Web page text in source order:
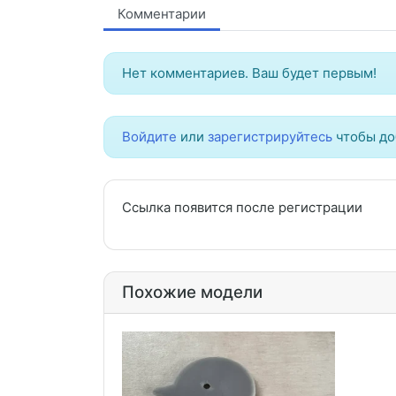
Комментарии
Нет комментариев. Ваш будет первым!
Войдите или зарегистрируйтесь чтобы
Ссылка появится после регистрации
Похожие модели